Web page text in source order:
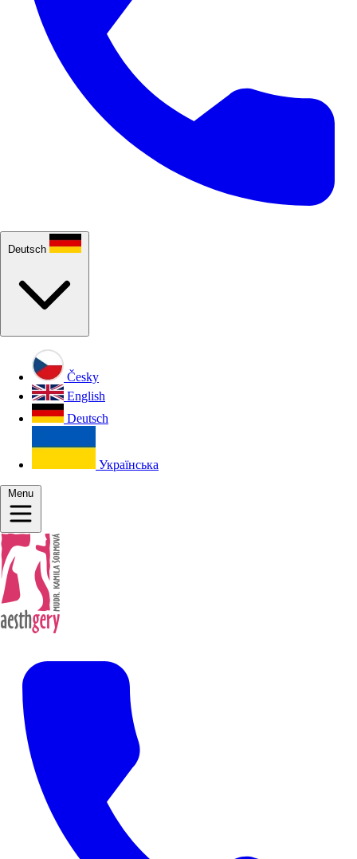
Deutsch
Česky
English
Deutsch
Українська
Menu